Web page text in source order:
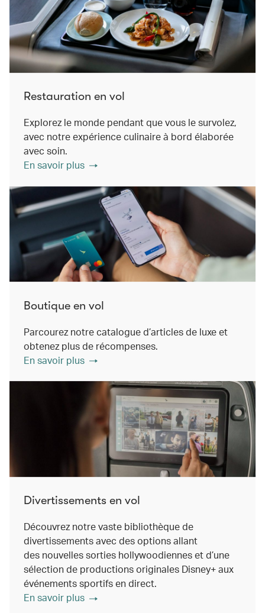
Restauration en vol
Explorez le monde pendant que vous le survolez,
avec notre expérience culinaire à bord élaborée
avec soin.
En savoir plus
Boutique en vol
Parcourez notre catalogue d’articles de luxe et
obtenez plus de récompenses.
En savoir plus
Divertissements en vol
Découvrez notre vaste bibliothèque de
divertissements avec des options allant
des nouvelles sorties hollywoodiennes et d’une
sélection de productions originales Disney+ aux
événements sportifs en direct.
En savoir plus